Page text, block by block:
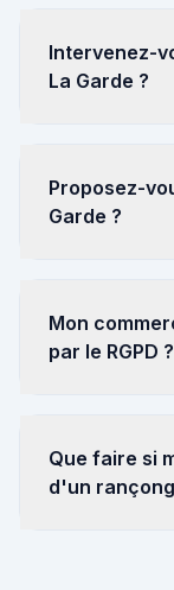
Intervenez-
La Garde ?
Proposez-
Garde ?
Mon
par le RGPD ?
Que faire si
d'un